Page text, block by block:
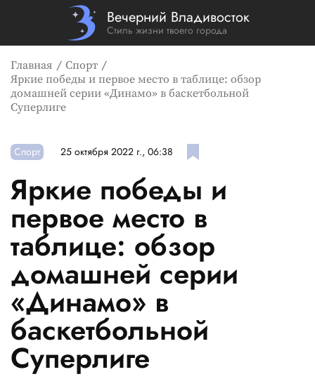
Вечерний Владивосток
Стиль жизни твоего города
Главная
Спорт
Яркие победы и первое место в таблице: обзор
домашней серии «Динамо» в баскетбольной
Суперлиге
Спорт 25 октября 2022 г., 06:38
Яркие победы и
первое место в
таблице: обзор
домашней серии
«Динамо» в
баскетбольной
Суперлиге